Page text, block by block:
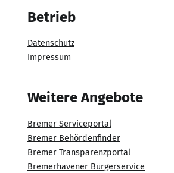
Betrieb
Datenschutz
Impressum
Weitere Angebote
Bremer Serviceportal
Bremer Behördenfinder
Bremer Transparenzportal
Bremerhavener Bürgerservice